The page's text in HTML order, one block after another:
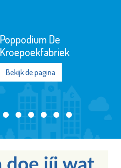
ZorgSamen MVS
Bekijk de pagina